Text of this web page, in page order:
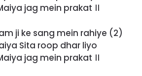
jag mein prakat ।।
ji ke sang mein rahiye (2)
Sita roop dhar liyo
jag mein prakat ।।